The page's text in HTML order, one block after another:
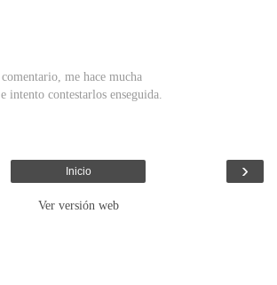
me hace mucha
contestarlos enseguida.
›
Inicio
Ver versión web